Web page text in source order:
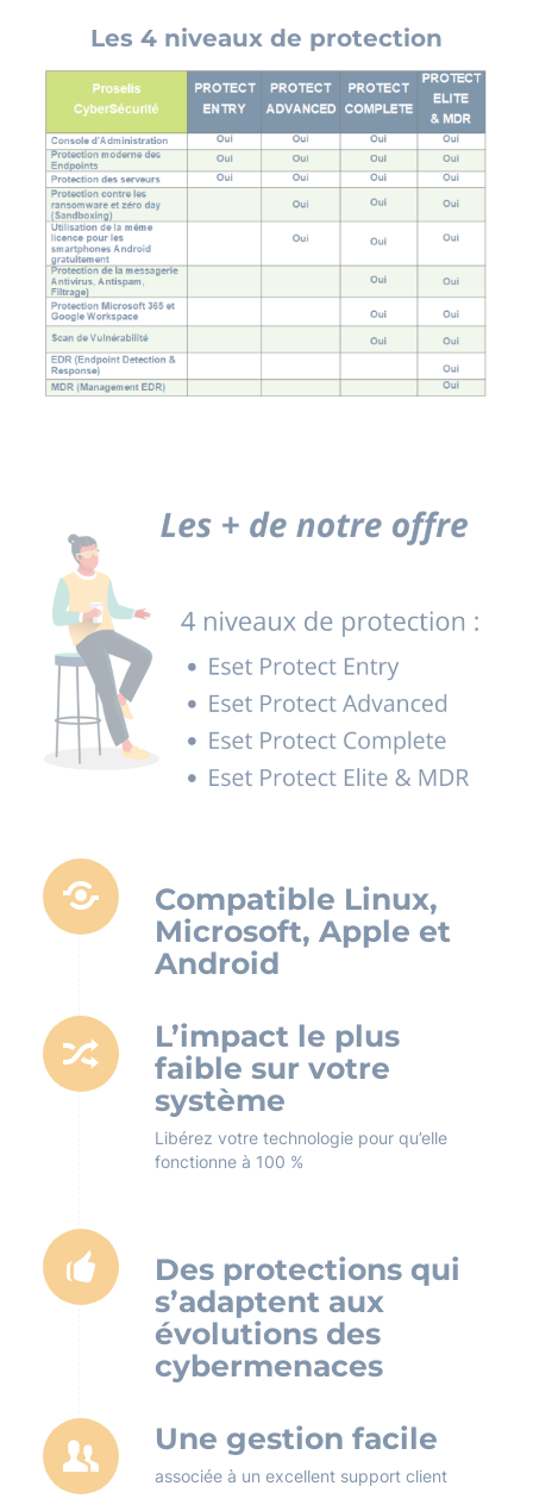
Les 4 niveaux de protection
Compatible Linux,
Microsoft, Apple et
Android
L’impact le plus
faible sur votre
système
Libérez votre technologie pour qu’elle
fonctionne à 100 %
Des protections qui
s’adaptent aux
évolutions des
cybermenaces
Une gestion facile
associée à un excellent support client